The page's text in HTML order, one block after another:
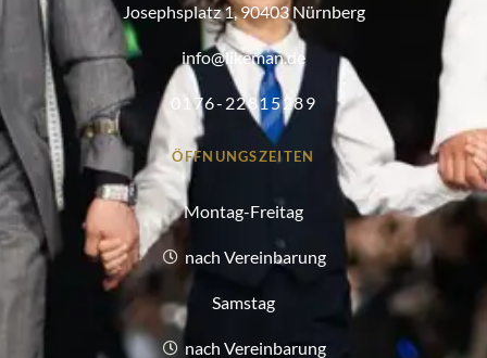
Josephsplatz 1, 90403 Nürnberg
info@likeman.de
0176-22815289
ÖFFNUNGSZEITEN
Montag-Freitag
nach Vereinbarung
Samstag
nach Vereinbarung